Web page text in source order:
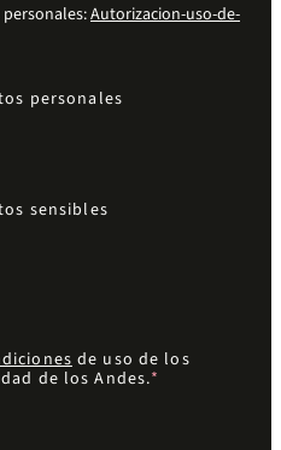
Autorizacion-uso-de-
personales
sensibles
de uso de los
de los Andes.